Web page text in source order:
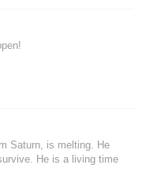
Saturn, is melting. He
He is a living time